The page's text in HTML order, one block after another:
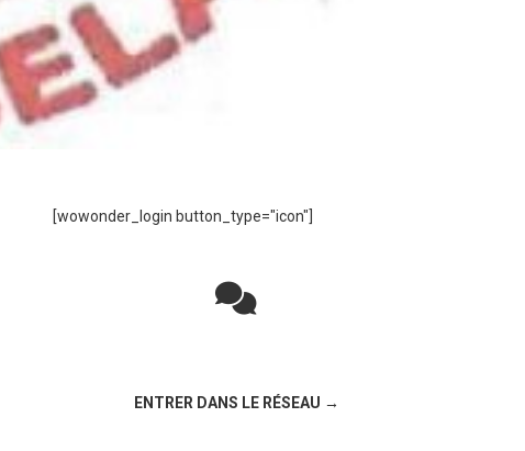
[wowonder_login button_type="icon"]
ENTRER DANS LE RÉSEAU →